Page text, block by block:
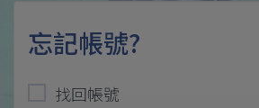
忘記帳號?
找回帳號